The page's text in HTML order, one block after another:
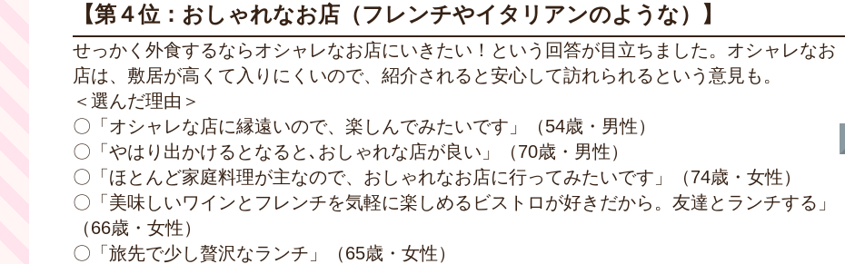
【第４位：おしゃれなお店（フレンチやイタリアンのような）】
せっかく外食するならオシャレなお店にいきたい！という回答が目立ちました。オシャレなお
店は、敷居が高くて入りにくいので、紹介されると安心して訪れられるという意見も。
＜選んだ理由＞
〇「オシャレな店に縁遠いので、楽しんでみたいです」（54歳・男性）
〇「やはり出かけるとなると､おしゃれな店が良い」（70歳・男性）
〇「ほとんど家庭料理が主なので、おしゃれなお店に行ってみたいです」（74歳・女性）
〇「美味しいワインとフレンチを気軽に楽しめるビストロが好きだから。友達とランチする」
（66歳・女性）
〇「旅先で少し贅沢なランチ」（65歳・女性）